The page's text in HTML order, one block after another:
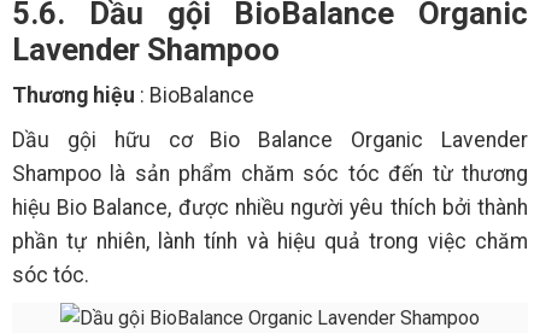
5.6. Dầu gội BioBalance Organic
Lavender Shampoo
Thương hiệu : BioBalance
Dầu gội hữu cơ Bio Balance Organic Lavender
Shampoo là sản phẩm chăm sóc tóc đến từ thương
hiệu Bio Balance, được nhiều người yêu thích bởi thành
phần tự nhiên, lành tính và hiệu quả trong việc chăm
sóc tóc.